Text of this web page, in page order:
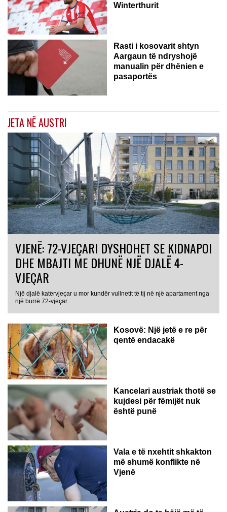
Winterthurit
Rasti i kosovarit shtyn
Aargaun të ndryshojë
manualin për dhënien e
pasaportës
JETA NË AUSTRI
VJENË: 72-VJEÇARI DYSHOHET SE KIDNAPOI
DHE MBAJTI ME DHUNË NJË DJALË 4-
VJEÇAR
Një djalë katërvjeçar u mor kundër vullnetit të tij në një apartament nga
një burrë 72-vjeçar...
Kosovë: Një jetë e re për
qentë endacakë
Kancelari austriak thotë se
kujdesi për fëmijët nuk
është punë
Vala e të nxehtit shkakton
më shumë konflikte në
Vjenë